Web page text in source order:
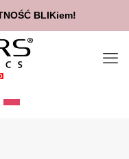
BLIKiem!